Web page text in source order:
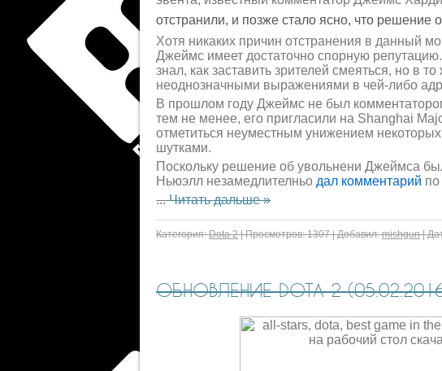
отстранили, и позже стало ясно, что решение
Хотя никаких причин отстранения в данный
Джеймс имеет достаточно спорную
знал, как заставить зрителей смеяться, но в
неоднозначными выражениями в чей-либо
В прошлом году Джеймс не был
тем не менее, его пригласили на Shanghai
отметиться неуместным унижением
шутками.
Поскольку решение об увольнени Джеймса
Ньюэлл незамедлителньо дал комментарий
...Читать дальше »
Категория: Dota 2|Просмотров: 1307|Добавил: mishgun|
ОБНОВЛЕНИЕ DOTA 2